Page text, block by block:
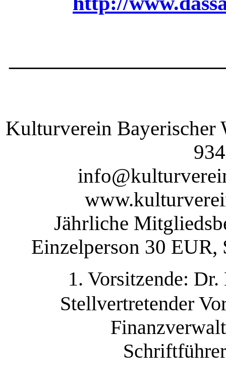
Kulturverein Bayerischer
Jährliche
Einzelperson 30 EUR,
1. Vorsitzende:
Stellvertretender